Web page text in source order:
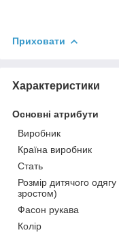
Приховати
Характеристики
Основні атрибути
Виробник
Країна виробник
Стать
Розмір дитячого одягу
зростом)
Фасон рукава
Колір